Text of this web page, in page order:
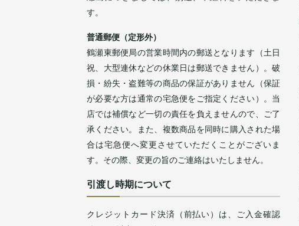
す。
普通郵便（定形外）
鶴瀬東郵便局の営業時間内の郵送となります（土日
祝、大型連休などの休業日は郵送できません）。破
損・紛失・盗難等の商品の保証がありません（保証
が必要な方は通常の宅急便をご指定ください）。当
店では補償など一切の責任を負えませんので、ご了
承ください。また、複数商品を同時に購入された場
合は宅急便へ変更させていただくことがございま
す。その際、変更の旨のご連絡はいたしません。
引渡し時期について
クレジットカード決済（前払い）は、ご入金確認